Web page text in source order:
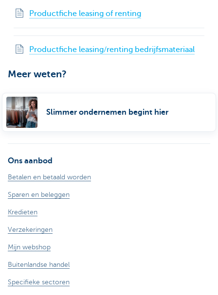
Productfiche leasing of renting
Productfiche leasing/renting bedrijfsmateriaal
Meer weten?
Slimmer ondernemen begint hier
Ons aanbod
Betalen en betaald worden
Sparen en beleggen
Kredieten
Verzekeringen
Mijn webshop
Buitenlandse handel
Specifieke sectoren